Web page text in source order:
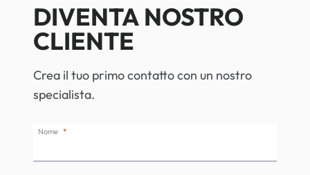
DIVENTA NOSTRO
CLIENTE
Crea il tuo primo contatto con un nostro
specialista.
Nome